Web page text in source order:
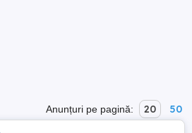
Anunțuri pe pagină: 20 50